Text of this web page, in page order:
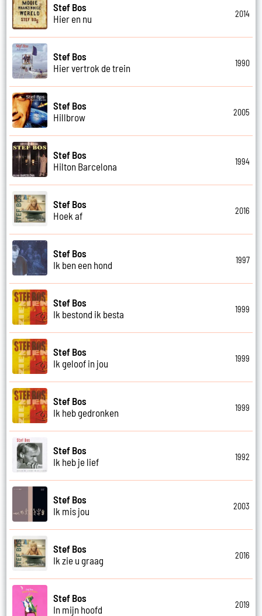
Stef Bos
Hier en nu
2014
Stef Bos
Hier vertrok de trein
1990
Stef Bos
Hillbrow
2005
Stef Bos
Hilton Barcelona
1994
Stef Bos
Hoek af
2016
Stef Bos
Ik ben een hond
1997
Stef Bos
Ik bestond ik besta
1999
Stef Bos
Ik geloof in jou
1999
Stef Bos
Ik heb gedronken
1999
Stef Bos
Ik heb je lief
1992
Stef Bos
Ik mis jou
2003
Stef Bos
Ik zie u graag
2016
Stef Bos
In mijn hoofd
2019